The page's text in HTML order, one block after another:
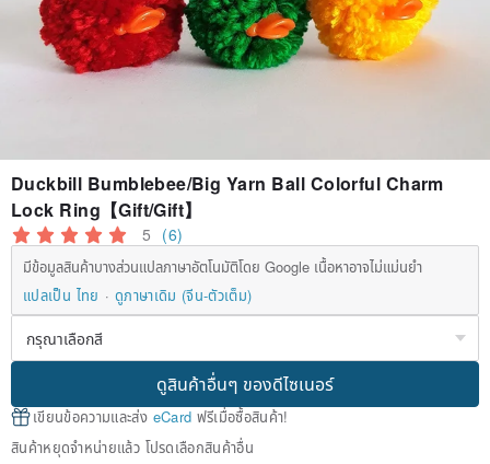
Duckbill Bumblebee/Big Yarn Ball Colorful Charm
Lock Ring【Gift/Gift】
5 (6)
มีข้อมูลสินค้าบางส่วนแปลภาษาอัตโนมัติโดย Google เนื้อหาอาจไม่แม่นยำ
แปลเป็น ไทย
ดูภาษาเดิม (จีน-ตัวเต็ม)
ดูสินค้าอื่นๆ ของดีไซเนอร์
เขียนข้อความและส่ง eCard ฟรีเมื่อซื้อสินค้า!
สินค้าหยุดจำหน่ายแล้ว โปรดเลือกสินค้าอื่น